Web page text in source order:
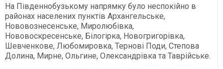
На Південнобузькому напрямку було неспокійно в
районах населених пунктів Архангельське,
Нововознесенське, Миролюбівка,
Нововоскресенське, Білогірка, Новогригорівка,
Шевченкове, Любомировка, Тернові Поди, Степова
Долина, Мирне, Ольгине, Олександрівка та Таврійське.